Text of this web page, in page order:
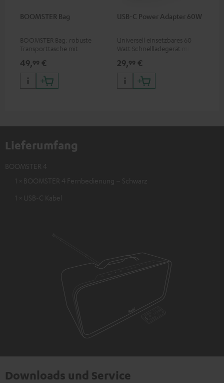
BOOMSTER Bag
BOOMSTER Bag: robuste
Transporttasche mit
4 und BOOMSTER (2020 bis
Ende 2025) sowie BOOMSTER
Special Editions
49,99 €
USB-C Power Adapter 60W
Universell einsetzbares 60
Watt Schnellladegerät mit
60 Watt / USB-A 7,5 Watt) für
Kopfhörer & Portables sowie
Laptops und weitere Geräte
mit bis zu 60 Watt
29,99 €
Lieferumfang
BOOMSTER 4
1 × BOOMSTER 4 Fernbedienung – Schwarz
1 × USB-C Kabel
Downloads und Service